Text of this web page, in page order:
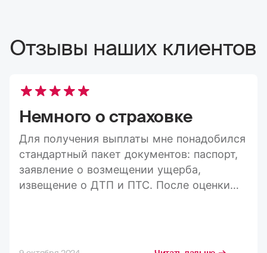
Отзывы наших клиентов
Немного о страховке
Для получения выплаты мне понадобился
стандартный пакет документов: паспорт,
заявление о возмещении ущерба,
извещение о ДТП и ПТС. После оценки
стремлюсь получить максимально